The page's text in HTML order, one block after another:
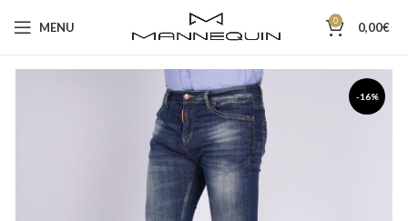
MENU 0 0,00€
-16%